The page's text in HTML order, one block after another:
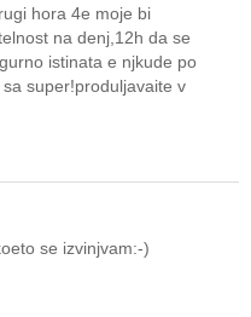
hora 4e moje bi
na denj,12h da se
istinata e njkude po
super!produljavaite v
se izvinjvam:-)